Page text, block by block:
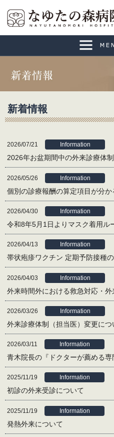
理事長挨拶
病院概要
患者さまの権利、患者さまへのお願
個人情報保護
至誠会グループ（関連施設）
交通アクセス
外来の患者さまへ
診療科のご案内（外来診察担当表）
ドクター紹介
なゆたの森病院紹介
時間外・休日の救急・急患
入院のご案内
入院中の生活について
施設・設備のご案内
面会のご案内
医療関係者の皆さまへ
入退院支援室
検査機器
至誠会グループ連絡先一覧
採用情報
お問合せ
交通アクセス
新着情報
2026/07/21 Information
2026年お盆期間中の外来診療体
2026/05/26 Information
個別の診療報酬の算定項目が分
2026/04/30 Information
令和8年5月1日よりマスク着用ル
2026/04/13 Information
帯状疱疹ワクチン 定期予防接種
2026/04/03 Information
外来時間外における救急対応・
2026/03/26 Information
外来診療体制（担当医）変更につ
2026/03/11 Information
青木院長の『ドクターが薦める
2025/11/19 Information
初診の外来受診について
2025/11/19 Information
発熱外来について